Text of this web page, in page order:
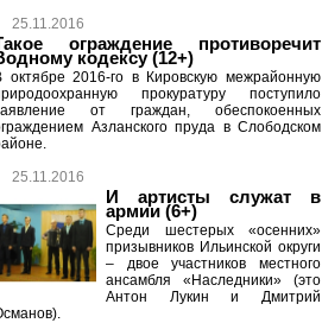
25.11.2016
ограждение противоречит
кодексу (12+)
октябре 2016-го в Кировскую межрайонную
прокуратуру поступило
от граждан, обеспокоенных
Азланского пруда в Слободском
25.11.2016
И артисты служат в
армии (6+)
Среди шестерых «осенних»
призывников Ильинской округи
– двое участников местного
ансамбля «Наследники» (это
Антон Лукин и Дмитрий